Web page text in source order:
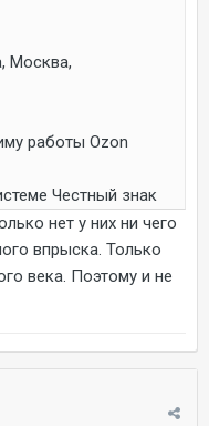
Москва,
работы Ozon
Честный знак
нет у них ни чего
впрыска. Только
века. Поэтому и не